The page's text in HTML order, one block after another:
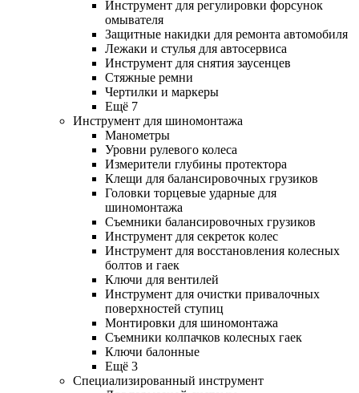
Инструмент для регулировки форсунок
омывателя
Защитные накидки для ремонта автомобиля
Лежаки и стулья для автосервиса
Инструмент для снятия заусенцев
Стяжные ремни
Чертилки и маркеры
Ещё 7
Инструмент для шиномонтажа
Манометры
Уровни рулевого колеса
Измерители глубины протектора
Клещи для балансировочных грузиков
Головки торцевые ударные для
шиномонтажа
Съемники балансировочных грузиков
Инструмент для секреток колес
Инструмент для восстановления колесных
болтов и гаек
Ключи для вентилей
Инструмент для очистки привалочных
поверхностей ступиц
Монтировки для шиномонтажа
Съемники колпачков колесных гаек
Ключи балонные
Ещё 3
Специализированный инструмент